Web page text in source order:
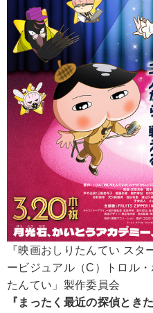
『映画おしりたんてい スタ
ービジュアル（C）トロル
たんてい」製作委員会
『まったく最近の探偵とき